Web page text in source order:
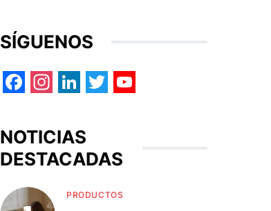
SÍGUENOS
NOTICIAS
DESTACADAS
PRODUCTOS